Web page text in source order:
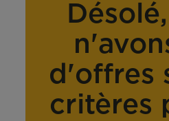
d'offres
critères